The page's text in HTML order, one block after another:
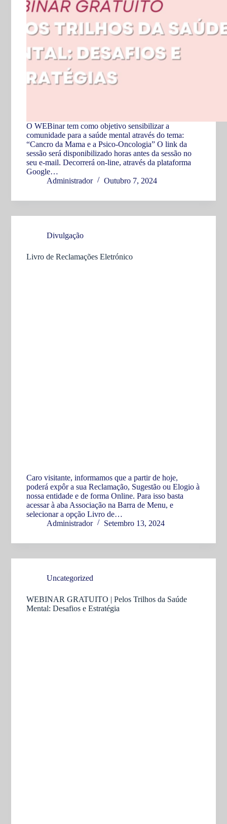
O WEBinar tem como objetivo sensibilizar a
comunidade para a saúde mental através do tema:
“Cancro da Mama e a Psico-Oncologia” O link da
sessão será disponibilizado horas antes da sessão no
seu e-mail. Decorrerá on-line, através da plataforma
Google…
Administrador
Outubro 7, 2024
Divulgação
Livro de Reclamações Eletrónico
Caro visitante, informamos que a partir de hoje,
poderá expôr a sua Reclamação, Sugestão ou Elogio à
nossa entidade e de forma Online. Para isso basta
acessar à aba Associação na Barra de Menu, e
selecionar a opção Livro de…
Administrador
Setembro 13, 2024
Uncategorized
WEBINAR GRATUITO | Pelos Trilhos da Saúde
Mental: Desafios e Estratégia